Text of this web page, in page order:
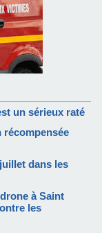
un sérieux raté
récompensée
dans les
à Saint
les